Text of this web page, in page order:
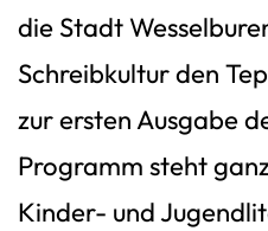
die Stadt
Schreibkultur den
zur ersten Ausgabe
Programm steht
Kinder- und